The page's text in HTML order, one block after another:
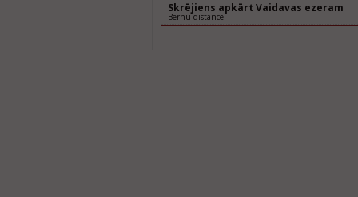
Skrējiens apkārt Vaidavas ezeram
Bērnu distance